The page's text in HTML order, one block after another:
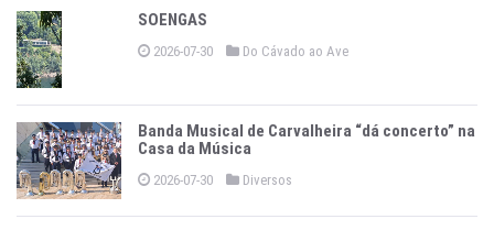
SOENGAS
2026-07-30 Do Cávado ao Ave
Banda Musical de Carvalheira “dá concerto” na
Casa da Música
2026-07-30 Diversos